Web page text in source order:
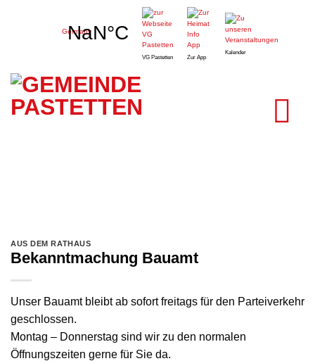
Pastetten,
Germany
VG Pastetten Zur App
Kalender
AUS DEM RATHAUS
Bekanntmachung Bauamt
Unser Bauamt bleibt ab sofort freitags für den Parteiverkehr
geschlossen.
Montag – Donnerstag sind wir zu den normalen
Öffnungszeiten gerne für Sie da.